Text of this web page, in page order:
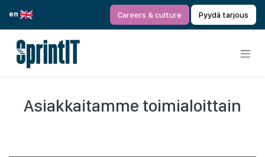
en
Careers & culture Pyydä tarjous
Asiakkaitamme toimialoittain